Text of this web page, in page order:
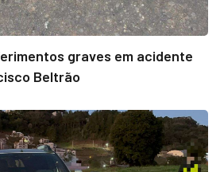
graves em acidente
Beltrão